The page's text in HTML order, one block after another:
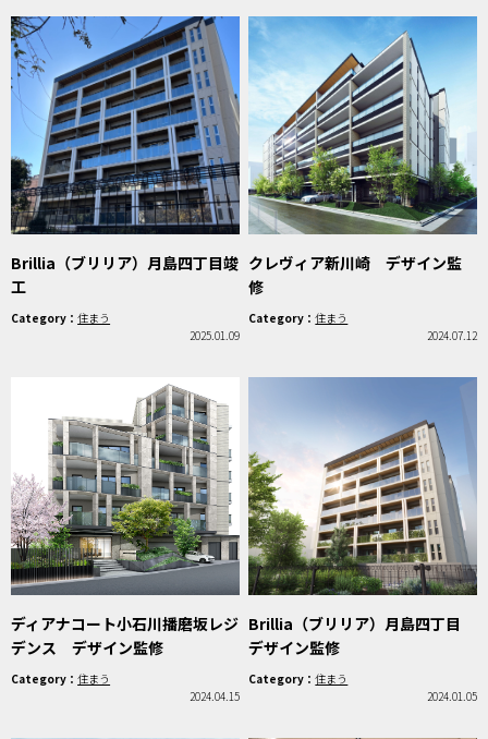
Brillia（ブリリア）月島四丁目竣
工
Category：住まう
2025.01.09
クレヴィア新川崎 デザイン監
修
Category：住まう
2024.07.12
ディアナコート小石川播磨坂レジ
デンス デザイン監修
Category：住まう
2024.04.15
Brillia（ブリリア）月島四丁目
デザイン監修
Category：住まう
2024.01.05